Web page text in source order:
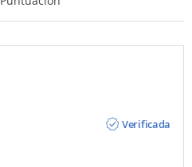
Verificada